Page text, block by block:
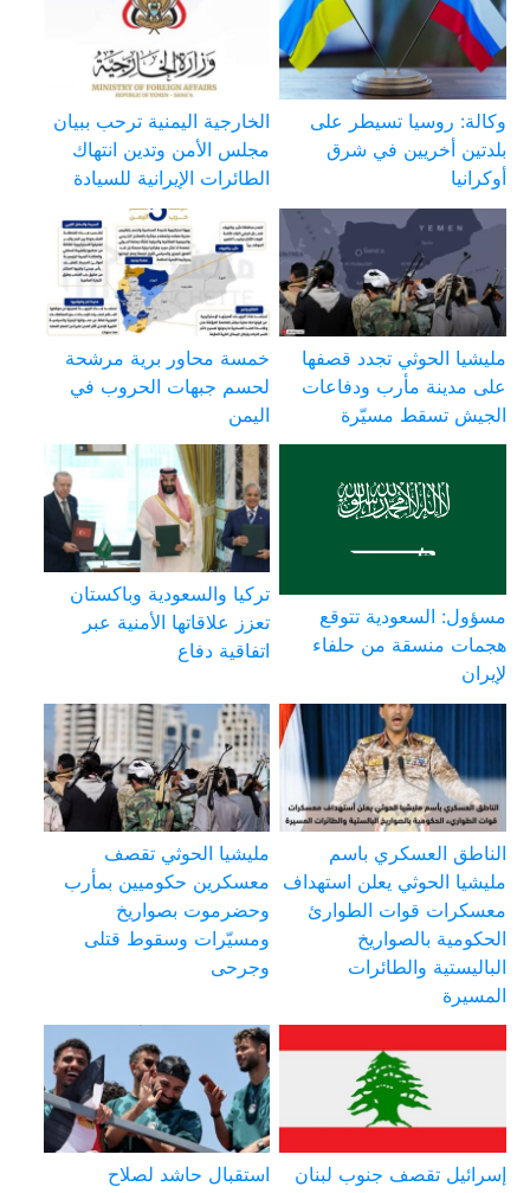
وكالة: روسيا تسيطر على
بلدتين أخريين في شرق
أوكرانيا
الخارجية اليمنية ترحب ببيان
مجلس الأمن وتدين انتهاك
الطائرات الإيرانية للسيادة
مليشيا الحوثي تجدد قصفها
على مدينة مأرب ودفاعات
الجيش تسقط مسيّرة
خمسة محاور برية مرشحة
لحسم جبهات الحروب في
اليمن
مسؤول: السعودية تتوقع
هجمات منسقة من حلفاء
لإيران
تركيا والسعودية وباكستان
تعزز علاقاتها الأمنية عبر
اتفاقية دفاع
الناطق العسكري باسم
مليشيا الحوثي يعلن استهداف
معسكرات قوات الطوارئ
الحكومية بالصواريخ
الباليستية والطائرات
المسيرة
مليشيا الحوثي تقصف
معسكرين حكوميين بمأرب
وحضرموت بصواريخ
ومسيّرات وسقوط قتلى
وجرحى
إسرائيل تقصف جنوب لبنان
استقبال حاشد لصلاح